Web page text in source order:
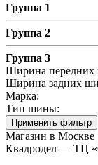
Группа 1
Группа 2
Группа 3
Ширина передних
Ширина задних
Марка:
Тип шины:
Применить фильтр
Магазин в Москве
Квадродел — ТЦ